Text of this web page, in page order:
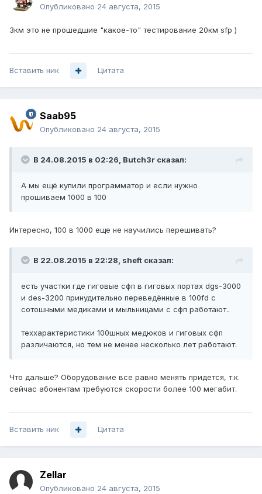
Опубликовано 24 августа, 2015
3км это не прошедшие "какое-то" тестирование 20км sfp )
Вставить ник Цитата
Saab95
Опубликовано 24 августа, 2015
В 24.08.2015 в 02:26, Butch3r сказал:
А мы ещё купили программатор и если нужно
прошиваем 1000 в 100
Интересно, 100 в 1000 еще не научились перешивать?
В 22.08.2015 в 22:28, sheft сказал:
есть участки где гиговые сфп в гиговых портах dgs-3000
и des-3200 принудительно переведённые в 100fd с
сотошными медиками и мыльницами с сфп работают..
теххарактеристики 100шных медюков и гиговых сфп
различаются, но тем не менее несколько лет работают.
Что дальше? Оборудование все равно менять придется, т.к.
сейчас абонентам требуются скорости более 100 мегабит.
Вставить ник Цитата
Zellar
Опубликовано 24 августа, 2015